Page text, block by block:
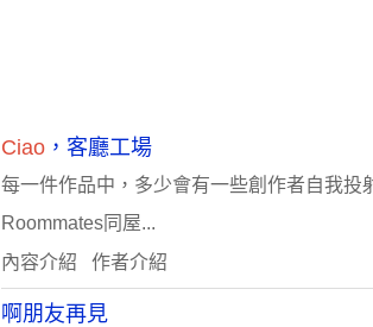
Ciao ，客廳工場
每一件作品中，多少會有一些創作者自我
Roommates同屋...
內容介紹 作者介紹
啊朋友再見